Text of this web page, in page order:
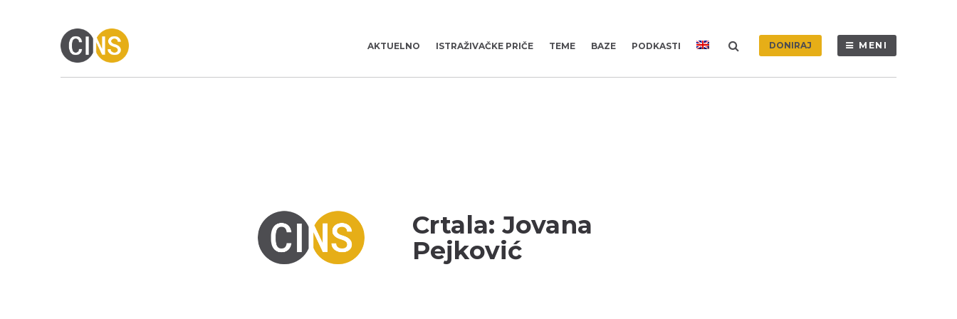
AKTUELNO ISTRAŽIVAČKE PRIČE TEME BAZE PODKASTI DONIRAJ MENI
Crtala: Jovana
Pejković